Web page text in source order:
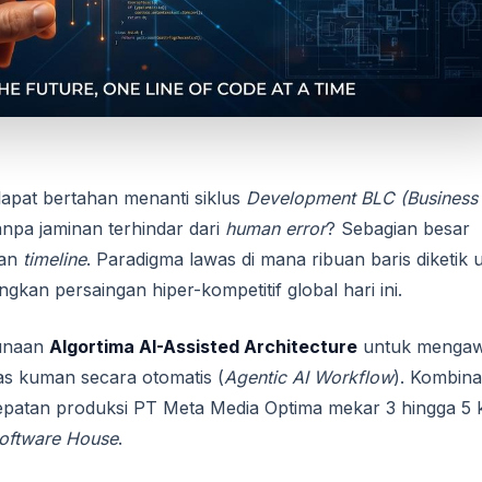
bertahan menanti siklus Development BLC (Business
jaminan terhindar dari human error? Sebagian besar
timeline. Paradigma lawas di mana ribuan baris diketik
persaingan hiper-kompetitif global hari ini.
Algortima AI-Assisted Architecture untuk
kuman secara otomatis (Agentic AI Workflow).
produksi PT Meta Media Optima mekar 3 hingga 5
House.